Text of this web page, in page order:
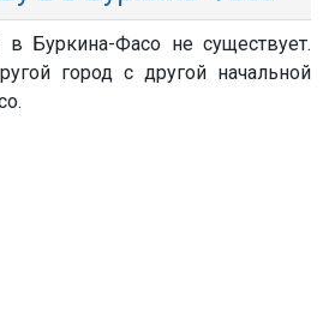
Буркина-Фасо не существует.
город с другой начальной